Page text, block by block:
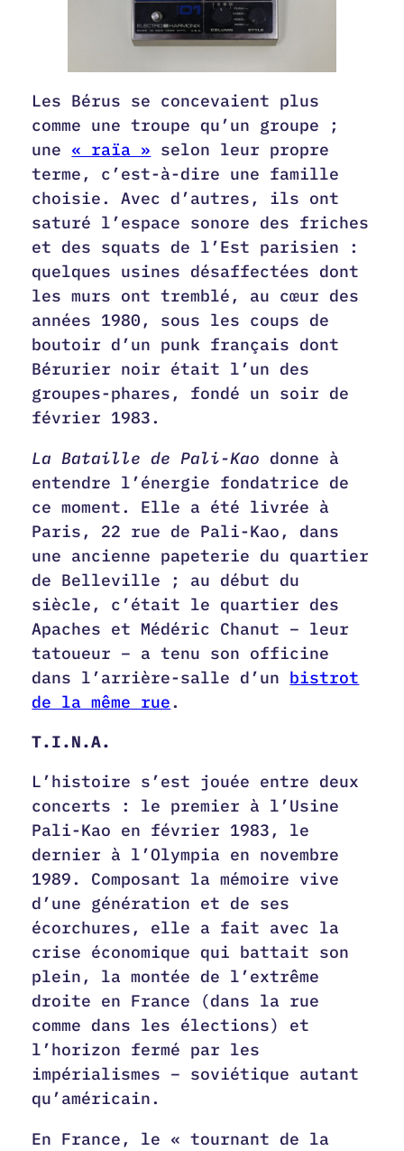
Les Bérus se concevaient plus
comme une troupe qu’un groupe ;
une « raïa » selon leur propre
terme, c’est-à-dire une famille
choisie. Avec d’autres, ils ont
saturé l’espace sonore des friches
et des squats de l’Est parisien :
quelques usines désaffectées dont
les murs ont tremblé, au cœur des
années 1980, sous les coups de
boutoir d’un punk français dont
Bérurier noir était l’un des
groupes-phares, fondé un soir de
février 1983.
La Bataille de Pali-Kao donne à
entendre l’énergie fondatrice de
ce moment. Elle a été livrée à
Paris, 22 rue de Pali-Kao, dans
une ancienne papeterie du quartier
de Belleville ; au début du
siècle, c’était le quartier des
Apaches et Médéric Chanut – leur
tatoueur – a tenu son officine
dans l’arrière-salle d’un bistrot
de la même rue.
T.I.N.A.
L’histoire s’est jouée entre deux
concerts : le premier à l’Usine
Pali-Kao en février 1983, le
dernier à l’Olympia en novembre
1989. Composant la mémoire vive
d’une génération et de ses
écorchures, elle a fait avec la
crise économique qui battait son
plein, la montée de l’extrême
droite en France (dans la rue
comme dans les élections) et
l’horizon fermé par les
impérialismes – soviétique autant
qu’américain.
En France, le « tournant de la